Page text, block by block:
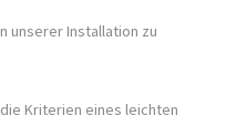
unserer Installation zu
Kriterien eines leichten